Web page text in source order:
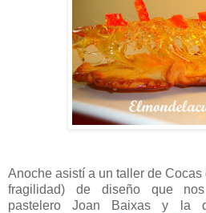
Anoche asistí a un taller de Cocas
fragilidad) de diseño que
pastelero Joan Baixas y la